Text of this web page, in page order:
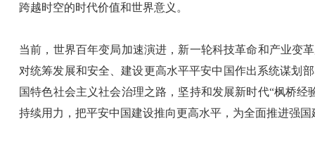
跨越时空的时代价值和世界意义。
当前，世界百年变局加速演进，新一轮科技革命和产业变
对统筹发展和安全、建设更高水平平安中国作出系统谋划
国特色社会主义社会治理之路，坚持和发展新时代“枫桥
持续用力，把平安中国建设推向更高水平，为全面推进强